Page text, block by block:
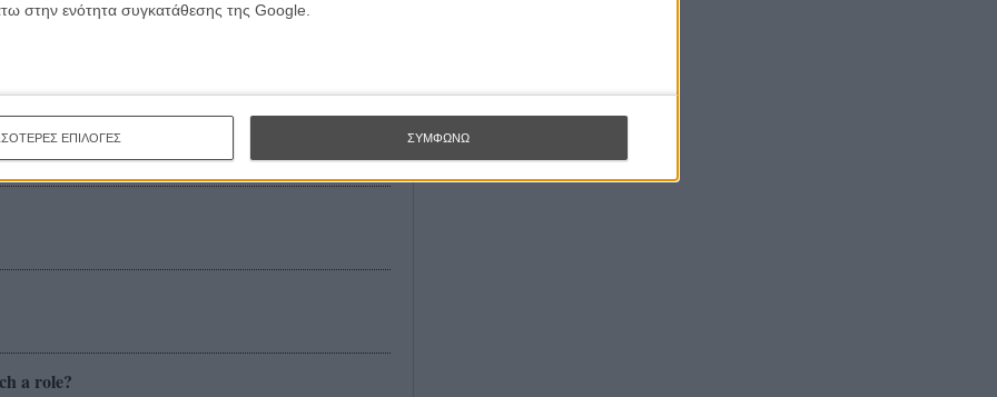
στην ενότητα συγκατάθεσης της Google.
ΕΠΙΛΟΓΕΣ ΣΥΜΦΩΝΩ
το Οσκαρ...
a role?